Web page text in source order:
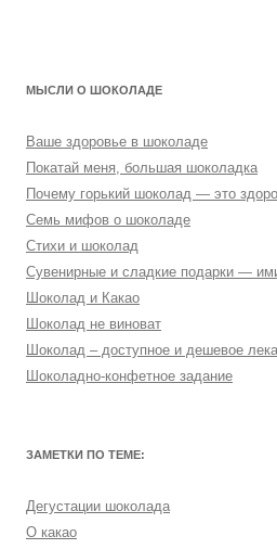
МЫСЛИ О ШОКОЛАДЕ
Ваше здоровье в шоколаде
Покатай меня, большая шоколадка
Почему горький шоколад — это
Семь мифов о шоколаде
Стихи и шоколад
Сувенирные и сладкие подарки —
Шоколад и Какао
Шоколад не виноват
Шоколад – доступное и дешевое
Шоколадно-конфетное задание
ЗАМЕТКИ ПО ТЕМЕ:
Дегустации шоколада
О какао